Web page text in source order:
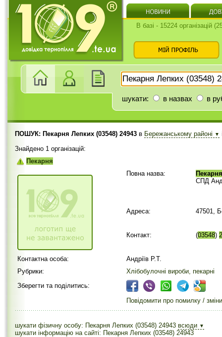
В базі - 15224 організацій
шукати: в назвах в
ПОШУК: Пекарня Лепких (03548) 24943 в Бережанському районі ▼
Знайдено 1 організацій:
Пекарня
Повна назва:
Пекарня
СПД
Адреса: 47501,
Контакт: (03548)
Контактна особа:
Андріїв Р.Т.
Рубрики:
Хлібобулочні вироби, пекарні
Зберегти та поділитись:
Повідомити про помилку / зміни
шукати фізичну особу: Пекарня Лепких (03548) 24943 всюди ▼
шукати інформацію на сайті: Пекарня Лепких (03548) 24943